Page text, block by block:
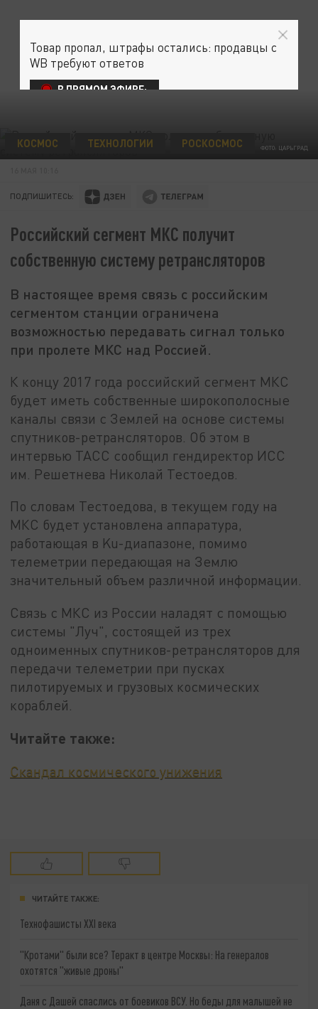
ФОТО: ЦАРЬГРАД
КОСМОС ТЕХНОЛОГИИ РОСКОСМОС
ПОДПИШИТЕСЬ:
Российский сегмент МКС получит
собственную систему ретрансляторов
В настоящее время связь с российским
сегментом станции ограничена
возможностью передавать сигнал только
при пролете МКС над Россией.
К концу 2017 года российский сегмент МКС
будет иметь собственные широкополосные
каналы связи с Землей на основе системы
спутников-ретрансляторов. Об этом в
интервью ТАСС сообщил гендиректор ИСС
им. Решетнева Николай Тестоедов.
По словам Тестоедова, в текущем году на
МКС будет установлена аппаратура,
работающая в Ku-диапазоне, помимо
телеметрии передающая на Землю
значительный объем различной информации.
Связь с МКС из России наладят с помощью
системы "Луч", состоящей из трех
одноименных спутников-ретрансляторов для
передачи телеметрии при пусках
пилотируемых и грузовых космических
кораблей.
Читайте также:
Скандал космического унижения
ЧИТАЙТЕ ТАКЖЕ:
Технофашисты XXI века
"Кротами" были все? Теракт в центре Москвы: На генералов
охотятся "живые дроны"
Даня с Дашей спаслись от боевиков ВСУ. Но беды для малышей не
Товар пропал, штрафы остались: продавцы с
WB требуют ответов
В ПРЯМОМ ЭФИРЕ: